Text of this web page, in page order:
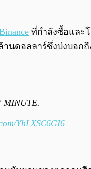
Binance ที่กำลังซื้อและ
านดอลลาร์ซึ่งบ่งบอ
MINUTE.
YhLXSC6GI6